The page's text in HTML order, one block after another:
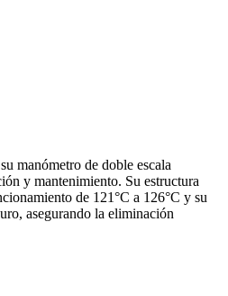
manómetro de doble escala
y mantenimiento. Su estructura
de 121°C a 126°C y su
asegurando la eliminación